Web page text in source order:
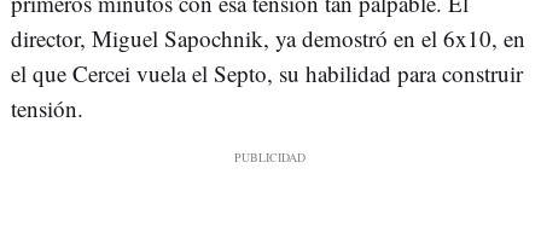
director, Miguel Sapochnik, ya demostró en el 6x10, en
el que Cercei vuela el Septo, su habilidad para construir
tensión.